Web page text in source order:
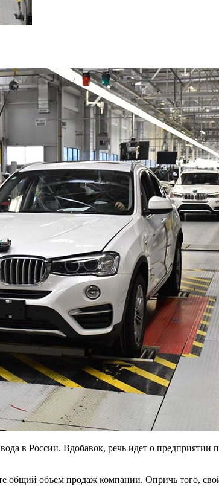
в России. Вдобавок, речь идет о
общий объем продаж компании. Опричь того,